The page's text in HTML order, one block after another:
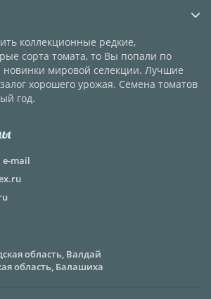
коллекционные редкие,
сорта томата, то Вы попали по
мировой селекции. Лучшие
хорошего урожая. Семена томатов
год.
e-mail
область, Валдай
область, Балашиха